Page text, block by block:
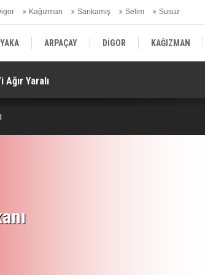
Kağızman Sarıkamış Selim Susuz
ARPAÇAY DİGOR KAĞIZMAN
KARS GÜNDEM
Yaralı